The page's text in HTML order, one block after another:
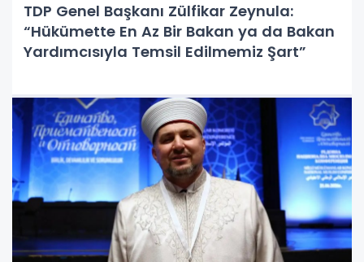
TDP Genel Başkanı Zülfikar Zeynula:
“Hükümette En Az Bir Bakan ya da Bakan
Yardımcısıyla Temsil Edilmemiz Şart”